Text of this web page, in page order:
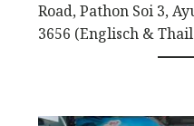
Road, Pathon Soi 3,
3656 (Englisch &